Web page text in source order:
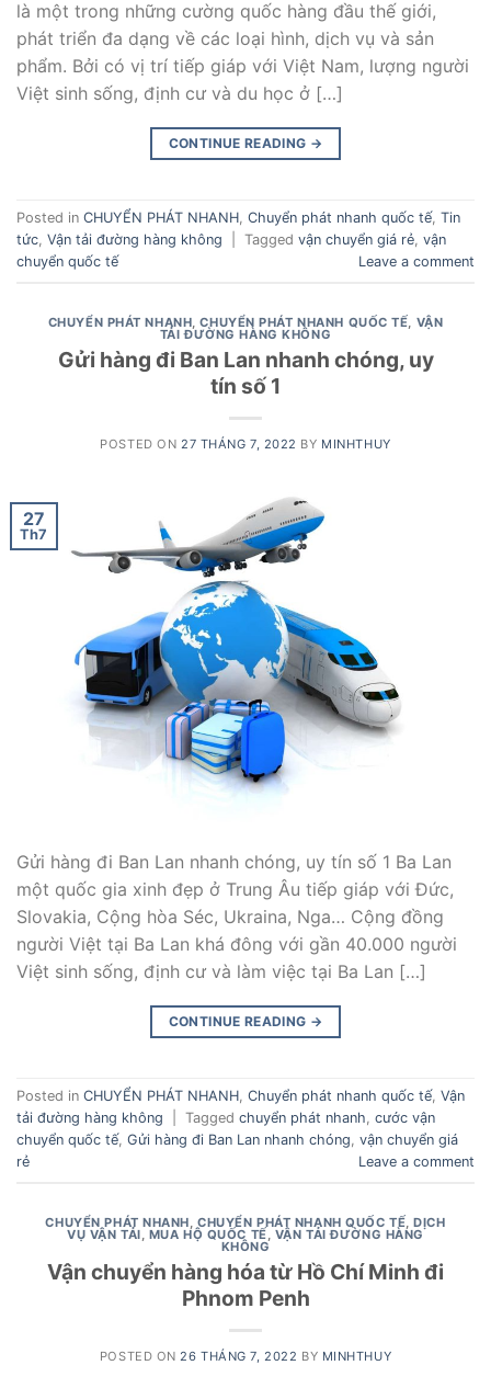
là một trong những cường quốc hàng đầu thế giới,
phát triển đa dạng về các loại hình, dịch vụ và sản
phẩm. Bởi có vị trí tiếp giáp với Việt Nam, lượng người
Việt sinh sống, định cư và du học ở […]
CONTINUE READING →
Posted in CHUYỂN PHÁT NHANH Chuyển phát nhanh quốc tế Tin
tức Vận tải đường hàng không Tagged vận chuyển giá rẻ vận
chuyển quốc tế
Leave a comment
CHUYỂN PHÁT NHANH ,CHUYỂN PHÁT NHANH QUỐC TẾ VẬN
TẢI ĐƯỜNG HÀNG KHÔNG
Gửi hàng đi Ban Lan nhanh chóng, uy
tín số 1
POSTED ON 27 THÁNG 7, 2022 BY MINHTHUY
27
Th7
Gửi hàng đi Ban Lan nhanh chóng, uy tín số 1 Ba Lan
một quốc gia xinh đẹp ở Trung Âu tiếp giáp với Đức,
Slovakia, Cộng hòa Séc, Ukraina, Nga… Cộng đồng
người Việt tại Ba Lan khá đông với gần 40.000 người
Việt sinh sống, định cư và làm việc tại Ba Lan […]
CONTINUE READING →
Posted in CHUYỂN PHÁT NHANH, Chuyển phát nhanh quốc tế, Vận
tải đường hàng không
Tagged chuyển phát nhanh, cước vận
chuyển quốc tế, Gửi hàng đi Ban Lan nhanh chóng, vận chuyển giá
rẻ
Leave a comment
CHUYỂN PHÁT NHANH ,CHUYỂN PHÁT NHANH QUỐC TẾ ,DỊCH
VỤ VẬN TẢI MUA HỘ QUỐC TẾ VẬN TẢI ĐƯỜNG HÀNG
KHÔNG
Vận chuyển hàng hóa từ Hồ Chí Minh đi
Phnom Penh
POSTED ON26 THÁNG 7, 2022 BY MINHTHUY